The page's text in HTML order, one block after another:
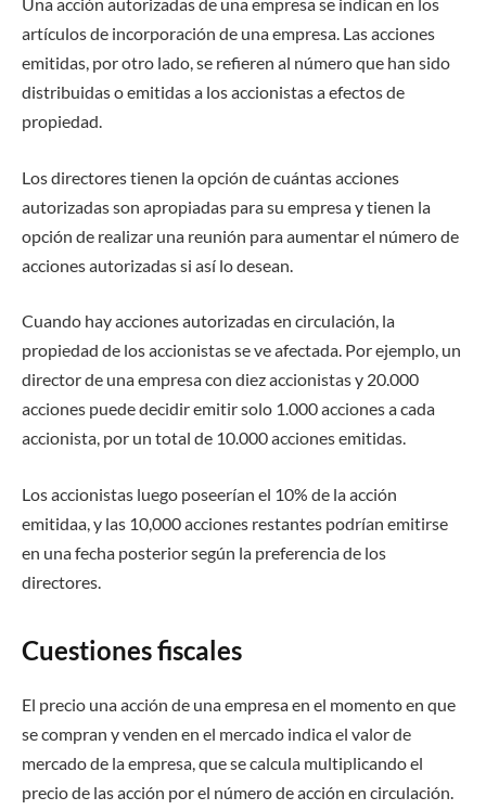
artículos de incorporación de una empresa. Las acciones
emitidas, por otro lado, se refieren al número que han sido
distribuidas o emitidas a los accionistas a efectos de
propiedad.
Los directores tienen la opción de cuántas acciones
autorizadas son apropiadas para su empresa y tienen la
opción de realizar una reunión para aumentar el número de
acciones autorizadas si así lo desean.
Cuando hay acciones autorizadas en circulación, la
propiedad de los accionistas se ve afectada. Por ejemplo, un
director de una empresa con diez accionistas y 20.000
acciones puede decidir emitir solo 1.000 acciones a cada
accionista, por un total de 10.000 acciones emitidas.
Los accionistas luego poseerían el 10% de la acción
emitidaa, y las 10,000 acciones restantes podrían emitirse
en una fecha posterior según la preferencia de los
directores.
Cuestiones fiscales
El precio una acción de una empresa en el momento en que
se compran y venden en el mercado indica el valor de
mercado de la empresa, que se calcula multiplicando el
precio de las acción por el número de acción en circulación.